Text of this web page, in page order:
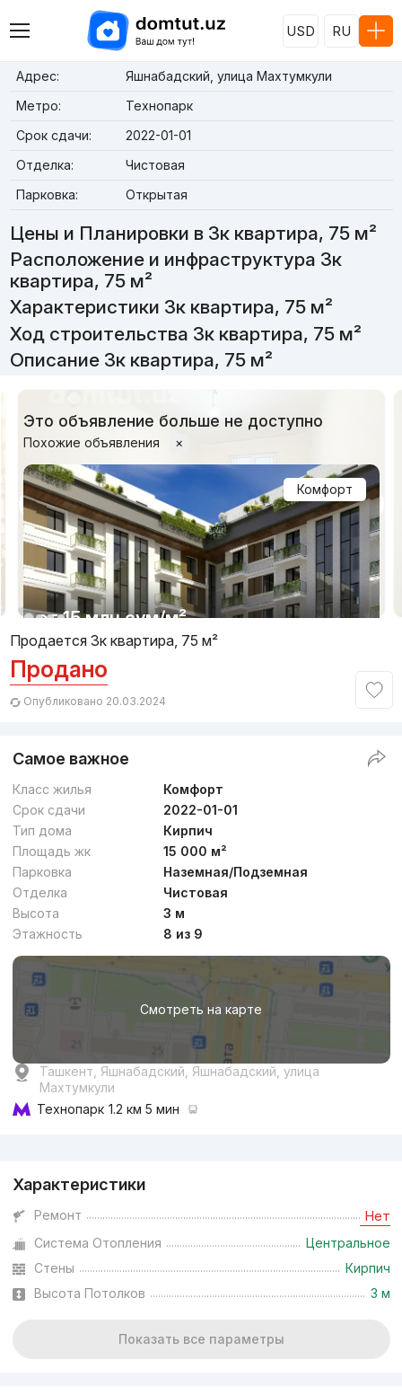
USD RU
Адрес:
Яшнабадский, улица Махтумкули
Метро:
Технопарк
Срок сдачи:
2022-01-01
Отделка:
Чистовая
Парковка:
Открытая
Цены и Планировки в 3к квартира, 75 м²
Расположение и инфраструктура 3к
квартира, 75 м²
Характеристики 3к квартира, 75 м²
Ход строительства 3к квартира, 75 м²
Описание 3к квартира, 75 м²
Это объявление больше не доступно
Похожие объявления ×
Комфорт
от15 млн сум/м²
Сдан 2025,
ЖК «Parkent Gardens»
от сум /м²
Сдан,Sunnat
3к квартира, 76 м²
+998 (99) 606...
Комфорт
от16.8 млн сум
Сдан,Ulugbek
3к квартира, 80 м²
+998 (90) 994...
1/19
Продается 3к квартира, 75 м²
Продано
Опубликовано 20.03.2024
Самое важное
Класс жилья
Комфорт
Срок сдачи
2022-01-01
Тип дома
Кирпич
Площадь жк
15 000 м²
Парковка
Наземная/Подземная
Отделка
Чистовая
Высота
3 м
Этажность
8 из 9
Смотреть на карте
Ташкент, Яшнабадский, Яшнабадский, улица
Махтумкули
Технопарк 1.2 км 5 мин
Характеристики
Ремонт Нет
Система Отопления
Центральное
Стены
Кирпич
Высота Потолков
3 м
Показать все параметры